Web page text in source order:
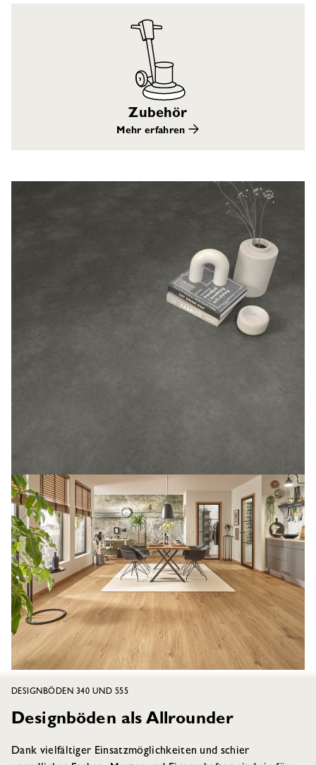
Zubehör
Mehr erfahren
DESIGNBÖDEN 340 UND 555
Designböden als Allrounder
Dank vielfältiger Einsatzmöglichkeiten und schier